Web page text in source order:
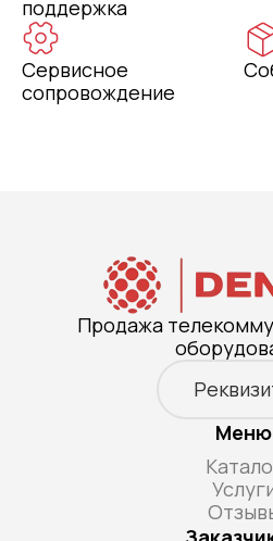
поддержка
Сервисное
сопровождение
Продажа
Меню